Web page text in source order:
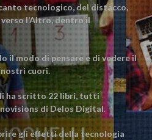
tecnologico, del distacco,
l’Altro, dentro il
il modo di pensare e di vedere il
cuori.
ha scritto 22 libri, tutti
di Delos Digital.
gli effetti della tecnologia